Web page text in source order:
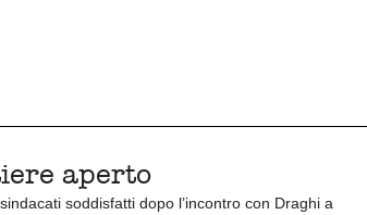
aperto
soddisfatti dopo l’incontro con Draghi a